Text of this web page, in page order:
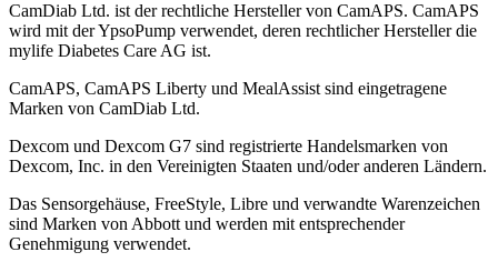
CamDiab Ltd. ist der rechtliche Hersteller von CamAPS. CamAPS
wird mit der YpsoPump verwendet, deren rechtlicher Hersteller die
mylife Diabetes Care AG ist.
CamAPS, CamAPS Liberty und MealAssist sind eingetragene
Marken von CamDiab Ltd.
Dexcom und Dexcom G7 sind registrierte Handelsmarken von
Dexcom, Inc. in den Vereinigten Staaten und/oder anderen Ländern.
Das Sensorgehäuse, FreeStyle, Libre und verwandte Warenzeichen
sind Marken von Abbott und werden mit entsprechender
Genehmigung verwendet.